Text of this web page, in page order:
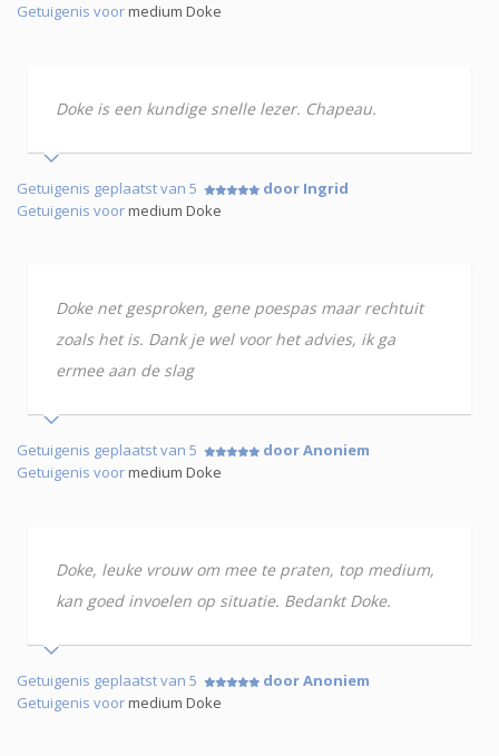
Getuigenis voormedium Doke
Doke is een kundige snelle lezer. Chapeau.
Getuigenis geplaatst van 5
door Ingrid
Getuigenis voormedium Doke
Doke net gesproken, gene poespas maar rechtuit
zoals het is. Dank je wel voor het advies, ik ga
ermee aan de slag
Getuigenis geplaatst van 5
door Anoniem
Getuigenis voormedium Doke
Doke, leuke vrouw om mee te praten, top medium,
kan goed invoelen op situatie. Bedankt Doke.
Getuigenis geplaatst van 5
door Anoniem
Getuigenis voormedium Doke